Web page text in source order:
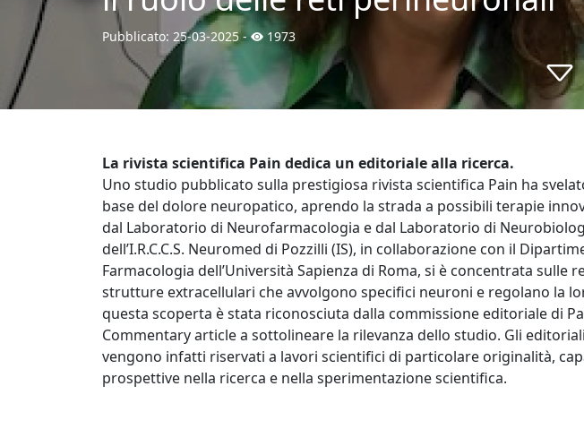
Pubblicato: 25-03-2025- 1973
La rivista scientifica Pain dedica un editoriale alla ricerca.
Uno studio pubblicato sulla prestigiosa rivista scientifica Pain ha
base del dolore neuropatico, aprendo la strada a possibili terapie
dal Laboratorio di Neurofarmacologia e dal Laboratorio di
dell’I.R.C.C.S. Neuromed di Pozzilli (IS), in collaborazione con il
Farmacologia dell’Università Sapienza di Roma, si è concentrata sulle
strutture extracellulari che avvolgono specifici neuroni e regolano la
questa scoperta è stata riconosciuta dalla commissione editoriale di
Commentary article a sottolineare la rilevanza dello studio. Gli
vengono infatti riservati a lavori scientifici di particolare originalità,
prospettive nella ricerca e nella sperimentazione scientifica.